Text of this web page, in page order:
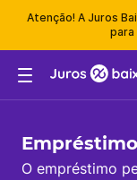
Atenção! A Juros
para
O empréstimo